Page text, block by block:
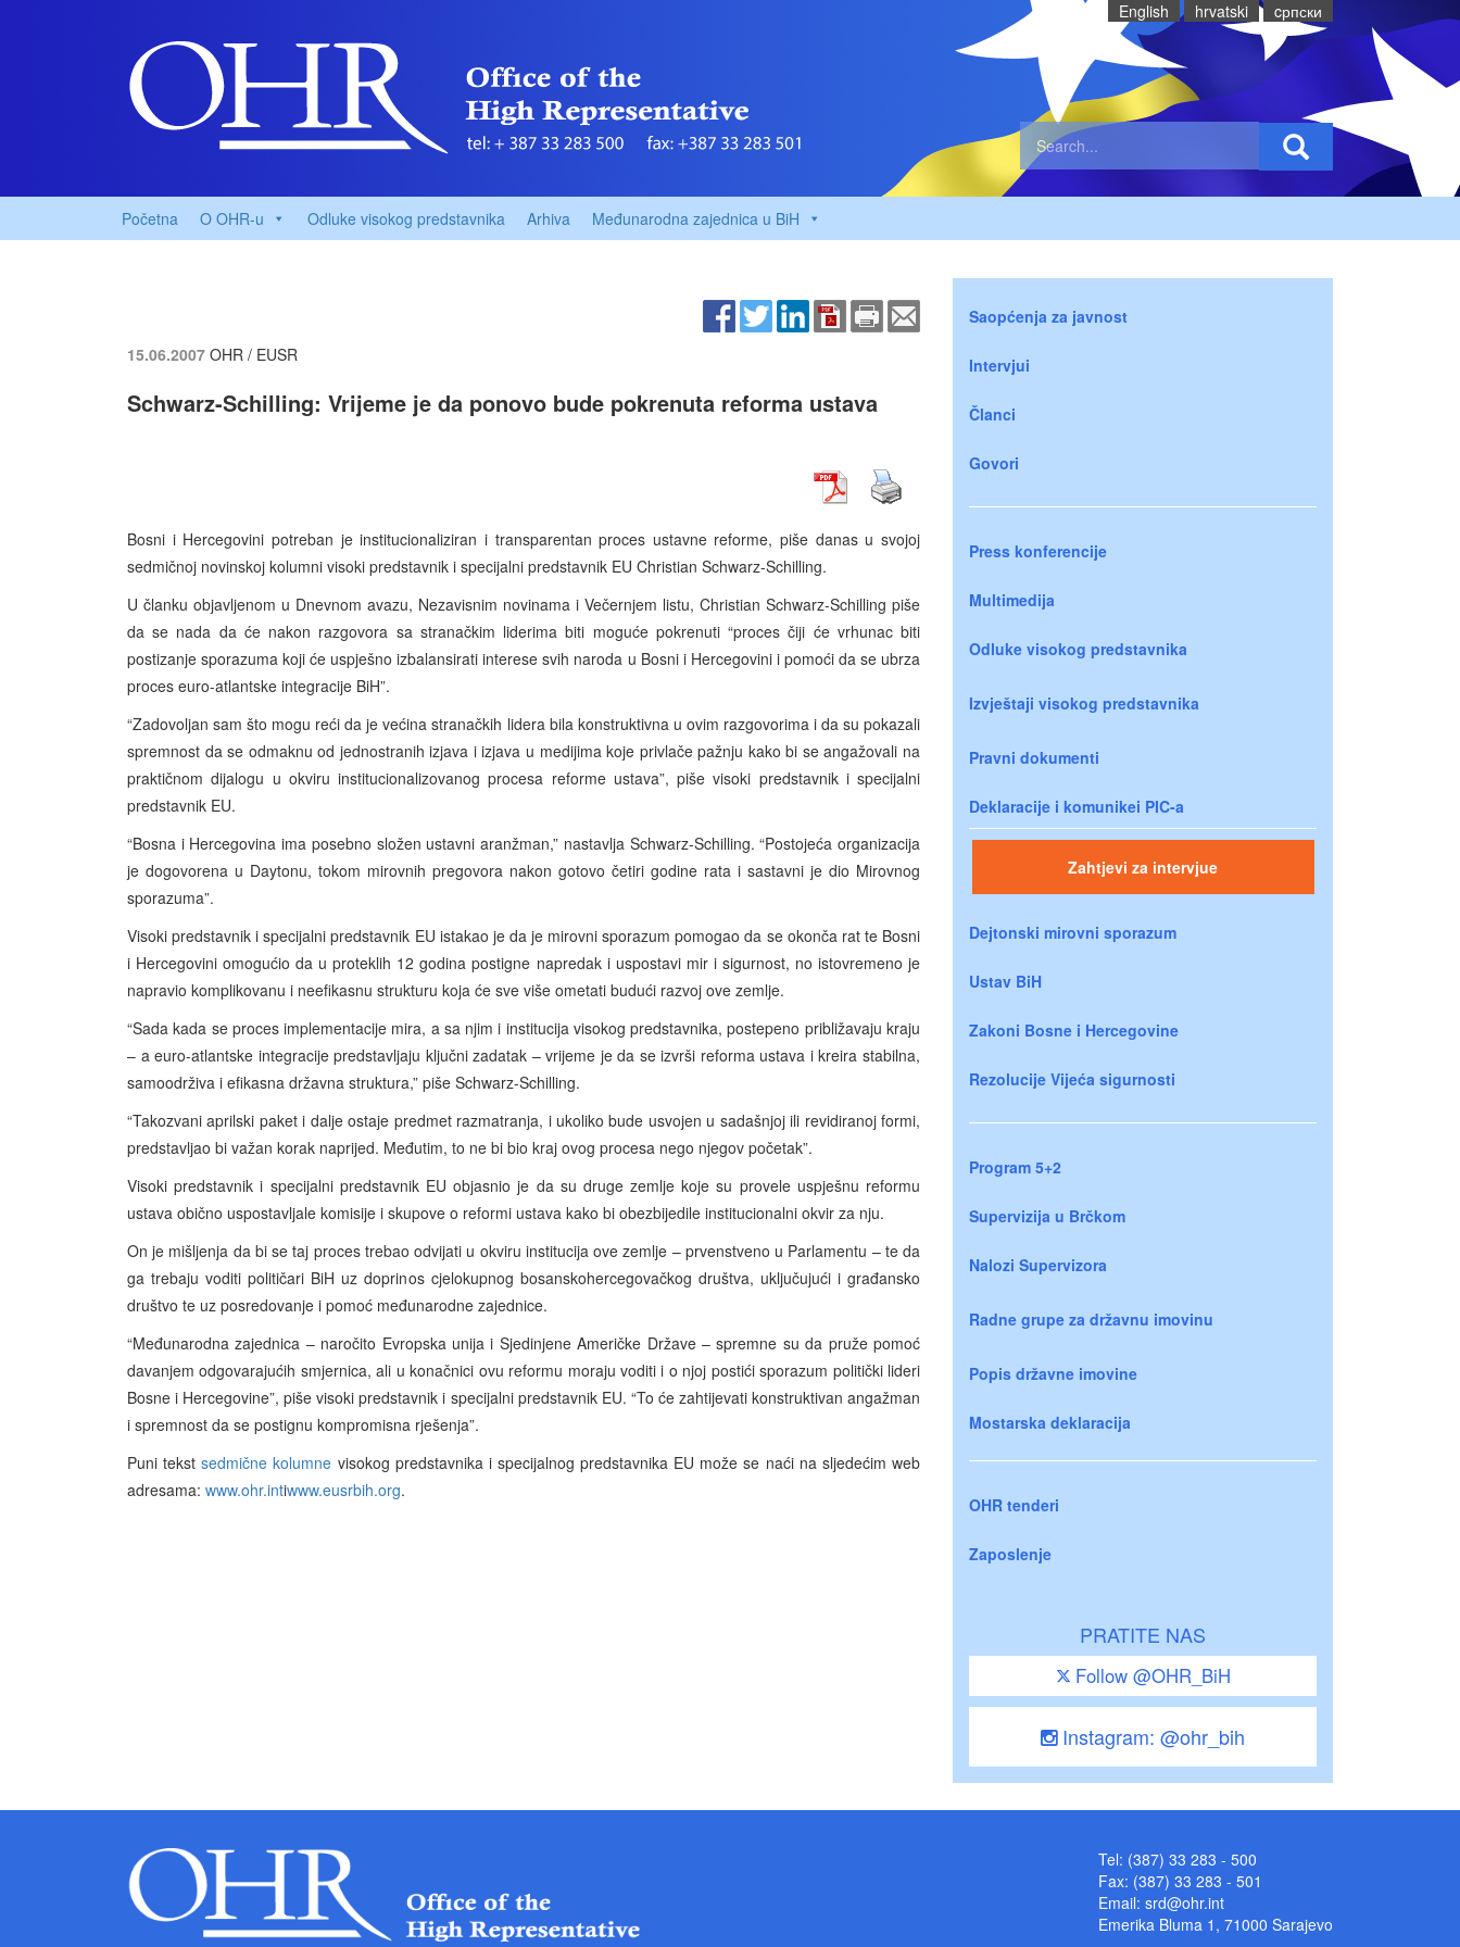
English hrvatski cрпски
Početna O OHR-u Odluke visokog predstavnika Arhiva Međunarodna zajednica u BiH
15.06.2007 OHR / EUSR
Schwarz-Schilling: Vrijeme je da ponovo bude pokrenuta reforma ustava
Bosni i Hercegovini potreban je institucionaliziran i transparentan proces ustavne reforme, piše danas u svojoj
sedmičnoj novinskoj kolumni visoki predstavnik i specijalni predstavnik EU Christian Schwarz-Schilling.
U članku objavljenom u Dnevnom avazu, Nezavisnim novinama i Večernjem listu, Christian Schwarz-Schilling piše
da se nada da će nakon razgovora sa stranačkim liderima biti moguće pokrenuti “proces čiji će vrhunac biti
postizanje sporazuma koji će uspješno izbalansirati interese svih naroda u Bosni i Hercegovini i pomoći da se ubrza
proces euro-atlantske integracije BiH”.
“Zadovoljan sam što mogu reći da je većina stranačkih lidera bila konstruktivna u ovim razgovorima i da su pokazali
spremnost da se odmaknu od jednostranih izjava i izjava u medijima koje privlače pažnju kako bi se angažovali na
praktičnom dijalogu u okviru institucionalizovanog procesa reforme ustava”, piše visoki predstavnik i specijalni
predstavnik EU.
“Bosna i Hercegovina ima posebno složen ustavni aranžman,” nastavlja Schwarz-Schilling. “Postojeća organizacija
je dogovorena u Daytonu, tokom mirovnih pregovora nakon gotovo četiri godine rata i sastavni je dio Mirovnog
sporazuma”.
Visoki predstavnik i specijalni predstavnik EU istakao je da je mirovni sporazum pomogao da se okonča rat te Bosni
i Hercegovini omogućio da u proteklih 12 godina postigne napredak i uspostavi mir i sigurnost, no istovremeno je
napravio komplikovanu i neefikasnu strukturu koja će sve više ometati budući razvoj ove zemlje.
“Sada kada se proces implementacije mira, a sa njim i institucija visokog predstavnika, postepeno približavaju kraju
– a euro-atlantske integracije predstavljaju ključni zadatak – vrijeme je da se izvrši reforma ustava i kreira stabilna,
samoodrživa i efikasna državna struktura,” piše Schwarz-Schilling.
“Takozvani aprilski paket i dalje ostaje predmet razmatranja, i ukoliko bude usvojen u sadašnjoj ili revidiranoj formi,
predstavljao bi važan korak naprijed. Međutim, to ne bi bio kraj ovog procesa nego njegov početak”.
Visoki predstavnik i specijalni predstavnik EU objasnio je da su druge zemlje koje su provele uspješnu reformu
ustava obično uspostavljale komisije i skupove o reformi ustava kako bi obezbijedile institucionalni okvir za nju.
On je mišljenja da bi se taj proces trebao odvijati u okviru institucija ove zemlje – prvenstveno u Parlamentu – te da
ga trebaju voditi političari BiH uz doprinos cjelokupnog bosanskohercegovačkog društva, uključujući i građansko
društvo te uz posredovanje i pomoć međunarodne zajednice.
“Međunarodna zajednica – naročito Evropska unija i Sjedinjene Američke Države – spremne su da pruže pomoć
davanjem odgovarajućih smjernica, ali u konačnici ovu reformu moraju voditi i o njoj postići sporazum politički lideri
Bosne i Hercegovine”, piše visoki predstavnik i specijalni predstavnik EU. “To će zahtijevati konstruktivan angažman
i spremnost da se postignu kompromisna rješenja”.
Puni tekstsedmične kolumne visokog predstavnika i specijalnog predstavnika EU može se naći na sljedećim web
adresama: www.ohr.intiwww.eusrbih.org.
Saopćenja za javnost
Intervjui
Članci
Govori
Press konferencije
Multimedija
Odluke visokog predstavnika
Izvještaji visokog predstavnika
Pravni dokumenti
Deklaracije i komunikei PIC-a
Zahtjevi za intervjue
Dejtonski mirovni sporazum
Ustav BiH
Zakoni Bosne i Hercegovine
Rezolucije Vijeća sigurnosti
Program 5+2
Supervizija u Brčkom
Nalozi Supervizora
Radne grupe za državnu imovinu
Popis državne imovine
Mostarska deklaracija
OHR tenderi
Zaposlenje
PRATITE NAS
Follow @OHR_BiH
Instagram: @ohr_bih
Tel: (387) 33 283 - 500
Fax: (387) 33 283 - 501
Email: srd@ohr.int
Emerika Bluma 1, 71000 Sarajevo